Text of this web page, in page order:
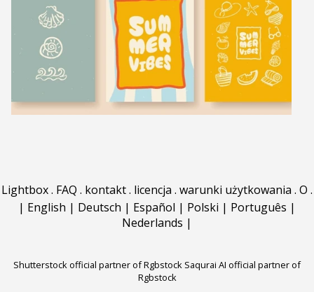
Lightbox. FAQ . kontakt. licencja . warunki użytkowania . O .
| English | Deutsch | Español | Polski | Português |
Nederlands |
Shutterstock official partner of Rgbstock Saqurai AI official partner of
Rgbstock